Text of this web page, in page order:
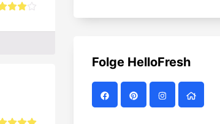
Folge HelloFresh